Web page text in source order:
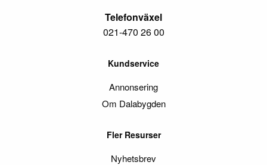
Telefonväxel
021-470 26 00
Kundservice
Annonsering
Om Dalabygden
Fler Resurser
Nyhetsbrev